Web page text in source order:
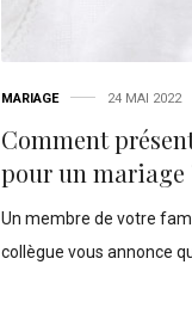
MARIAGE 24 MAI 2022
Comment
pour un mariage
Un membre de votre
collègue vous annonce